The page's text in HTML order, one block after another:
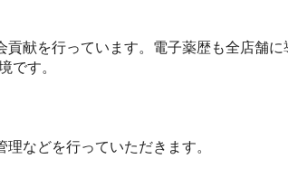
献を行っています。電子薬歴も全店舗に
です。
などを行っていただきます。